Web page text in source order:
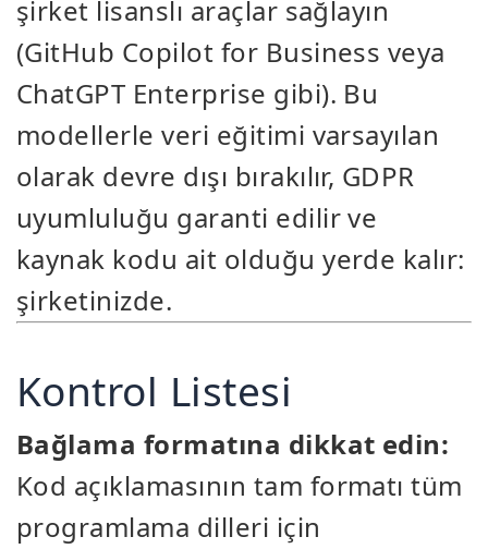
şirket lisanslı araçlar sağlayın
(GitHub Copilot for Business veya
ChatGPT Enterprise gibi). Bu
modellerle veri eğitimi varsayılan
olarak devre dışı bırakılır, GDPR
uyumluluğu garanti edilir ve
kaynak kodu ait olduğu yerde kalır:
şirketinizde.
Kontrol Listesi
Bağlama formatına dikkat edin:
Kod açıklamasının tam formatı tüm
programlama dilleri için